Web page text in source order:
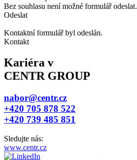
Bez souhlasu není možné formulář odeslat.
Odeslat
Kontaktní formulář byl odeslán.
Kontakt
Kariéra v
CENTR GROUP
nabor@centr.cz
+420 705 878 522
+420 739 485 851
Sledujte nás:
www.centr.cz